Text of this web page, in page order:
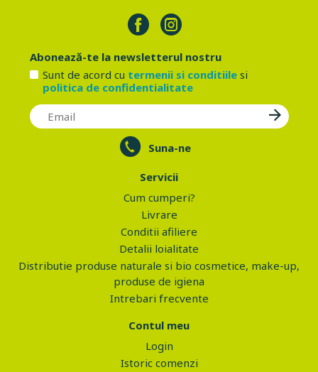
Abonează-te la newsletterul nostru
Sunt de acord cu termenii si conditiilesi
politica de confidentialitate
Suna-ne
Servicii
Cum cumperi?
Livrare
Conditii afiliere
Detalii loialitate
Distributie produse naturale si bio cosmetice, make-up,
produse de igiena
Intrebari frecvente
Contul meu
Login
Istoric comenzi